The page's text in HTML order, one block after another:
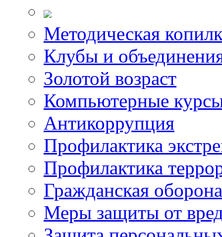
Методическая
Клубы и
Золотой возраст
Компьютерные
Антикоррупция
Профилактика
Профилактика
Гражданская оборона
Меры защиты от